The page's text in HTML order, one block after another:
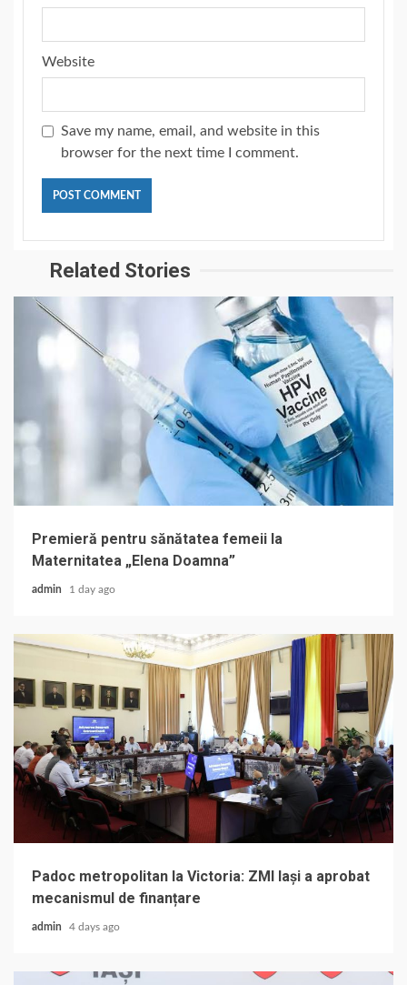
Website
Save my name, email, and website in this
browser for the next time I comment.
Related Stories
Premieră pentru sănătatea femeii la
Maternitatea „Elena Doamna”
admin 1 day ago
Padoc metropolitan la Victoria: ZMI Iași a aprobat
mecanismul de finanțare
admin 4 days ago